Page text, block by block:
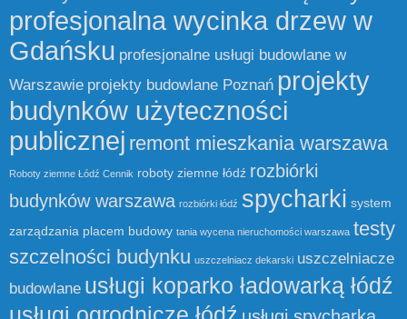
profesjonalna wycinka drzew w
Gdańsku profesjonalne usługi budowlane w
Warszawie projekty budowlane Poznań projekty
budynków użyteczności
publicznej remont mieszkania warszawa
Roboty ziemne Łódź Cennik roboty ziemne łódź rozbiórki
budynków warszawa rozbiórki łódź spycharki system
zarządzania placem budowy tania wycena nieruchomości warszawa testy
szczelności budynku uszczelniacz dekarski uszczelniacze
budowlane usługi koparko ładowarką łódź